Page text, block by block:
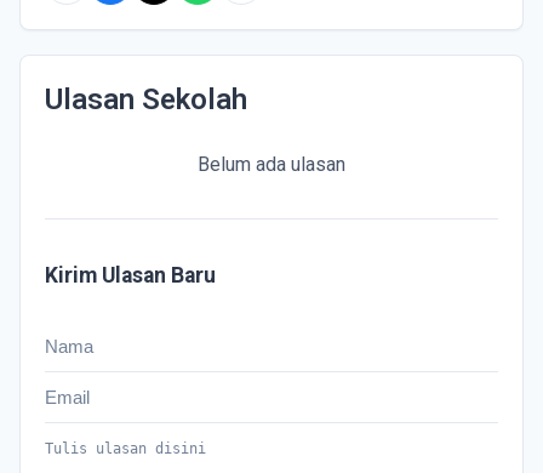
Ulasan Sekolah
Belum ada ulasan
Kirim Ulasan Baru